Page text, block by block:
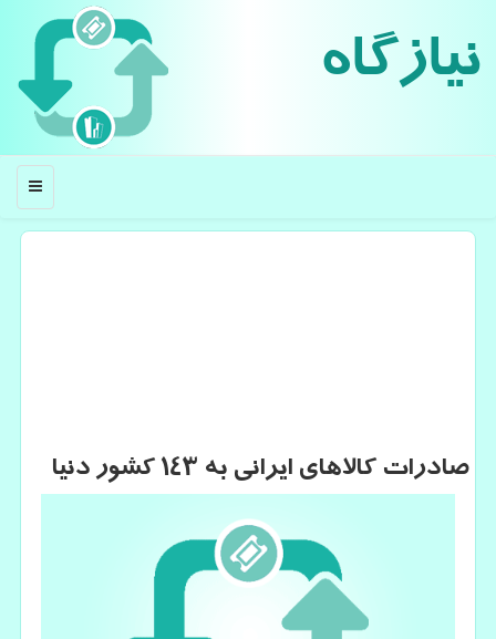
نیازگاه
منو
صادرات كالاهای ایرانی به 143 كشور دنیا